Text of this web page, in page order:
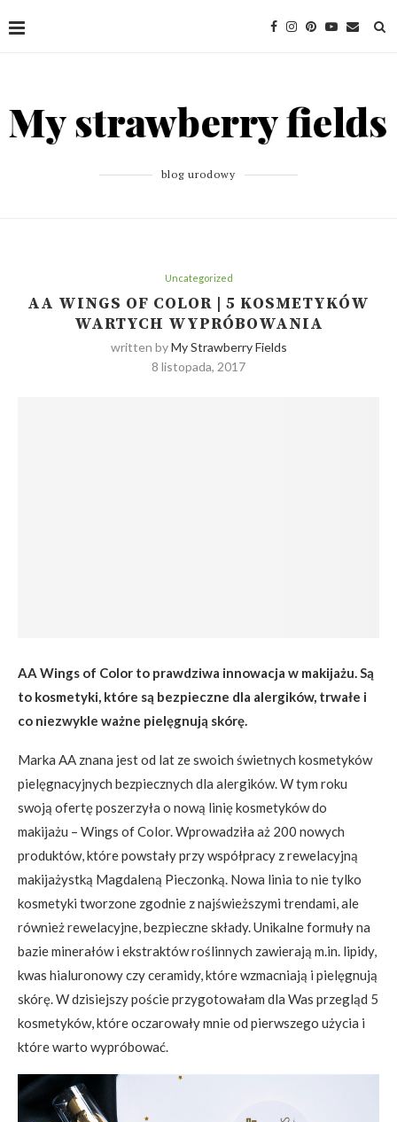
blog urodowy
Uncategorized
AA WINGS OF COLOR | 5 KOSMETYKÓW
WARTYCH WYPRÓBOWANIA
written byMy Strawberry Fields
8 listopada, 2017
AA Wings of Color to prawdziwa innowacja w makijażu. Są
to kosmetyki, które są bezpieczne dla alergików, trwałe i
co niezwykle ważne pielęgnują skórę.
Marka AA znana jest od lat ze swoich świetnych kosmetyków
pielęgnacyjnych bezpiecznych dla alergików. W tym roku
swoją ofertę poszerzyła o nową linię kosmetyków do
makijażu – Wings of Color. Wprowadziła aż 200 nowych
produktów, które powstały przy współpracy z rewelacyjną
makijażystką Magdaleną Pieczonką. Nowa linia to nie tylko
kosmetyki tworzone zgodnie z najświeższymi trendami, ale
również rewelacyjne, bezpieczne składy. Unikalne formuły na
bazie minerałów i ekstraktów roślinnych zawierają m.in. lipidy,
kwas hialuronowy czy ceramidy, które wzmacniają i pielęgnują
skórę. W dzisiejszy poście przygotowałam dla Was przegląd 5
kosmetyków, które oczarowały mnie od pierwszego użycia i
które warto wypróbować.